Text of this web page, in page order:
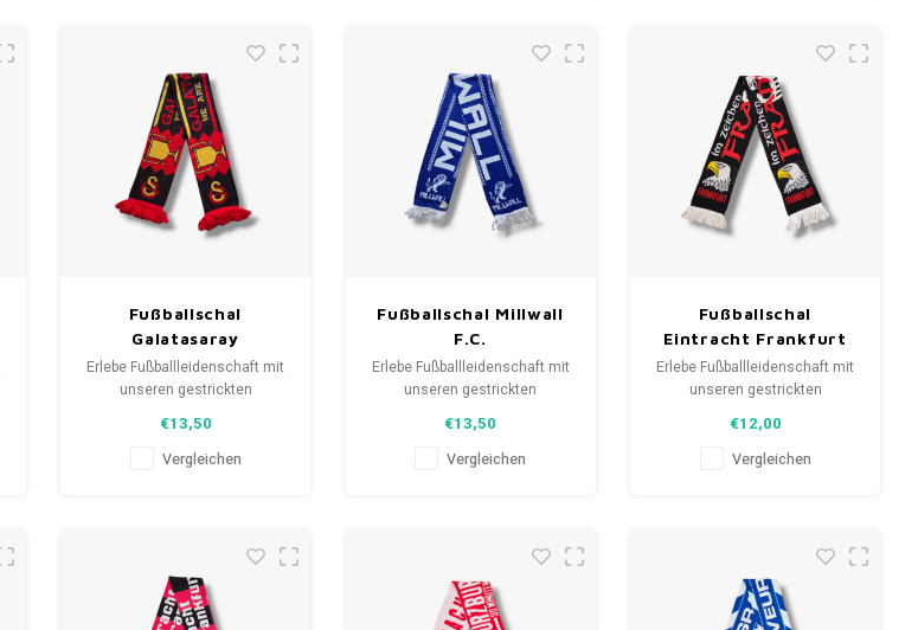
Deine Quelle für einzigartige
Deine Quelle für einzigartige
Deine Quelle für einzigartige
Fußballschal
Galatasaray
Erlebe Fußballleidenschaft mit
unseren gestrickten
bis Spielernamen, jedes
erzählt eine Geschichte.
Deine Quelle für einzigartige
€13,50
Vergleichen
Fußballschal Millwall
F.C.
Erlebe Fußballleidenschaft mit
unseren gestrickten
bis Spielernamen, jedes
erzählt eine Geschichte.
Deine Quelle für einzigartige
€13,50
Vergleichen
Fußballschal
Eintracht Frankfurt
Erlebe Fußballleidenschaft mit
unseren gestrickten
bis Spielernamen, jedes
erzählt eine Geschichte.
Deine Quelle für einzigartige
€12,00
Vergleichen